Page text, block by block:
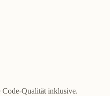
Code-Qualität inklusive.